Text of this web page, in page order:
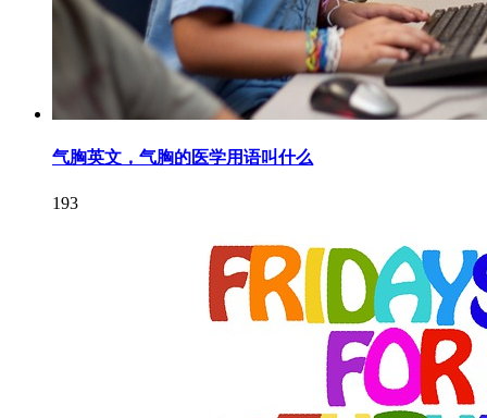
气胸英文，气胸的医学用语叫什么
193